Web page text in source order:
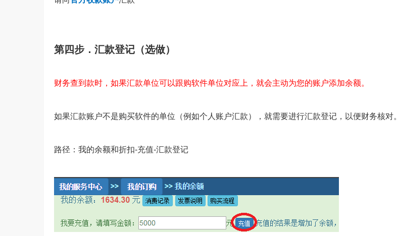
第四步．汇款登记（选做）
财务查到款时，如果汇款单位可以跟购软件单位对应上，就会主动为您的账户添加余额。
如果汇款账户不是购买软件的单位（例如个人账户汇款），就需要进行汇款登记，以便财务核对。
路径：我的余额和折扣-充值-汇款登记